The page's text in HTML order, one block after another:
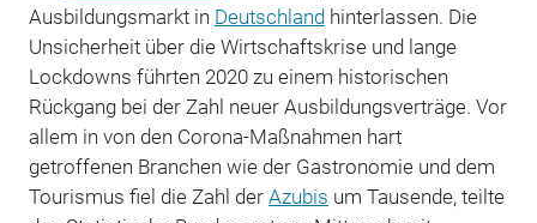
Ausbildungsmarkt in Deutschlandhinterlassen. Die
Unsicherheit über die Wirtschaftskrise und lange
Lockdowns führten 2020 zu einem historischen
Rückgang bei der Zahl neuer Ausbildungsverträge. Vor
allem in von den Corona-Maßnahmen hart
getroffenen Branchen wie der Gastronomie und dem
Tourismus fiel die Zahl der Azubis um Tausende, teilte